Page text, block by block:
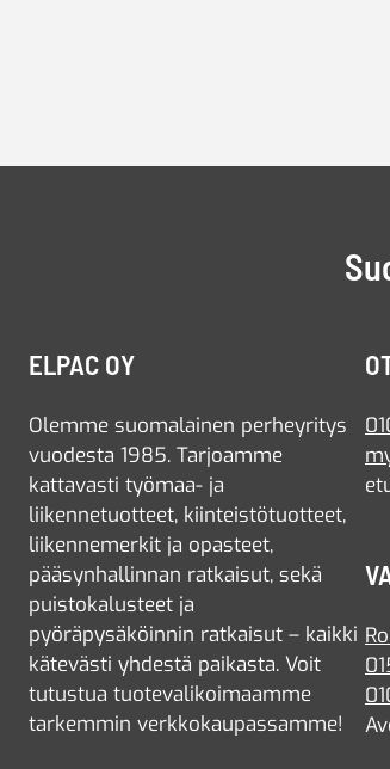
ELPAC OY
Olemme suomalainen perheyritys
vuodesta 1985. Tarjoamme
kattavasti työmaa- ja
liikennetuotteet, kiinteistötuotteet,
liikennemerkit ja opasteet,
pääsynhallinnan ratkaisut, sekä
puistokalusteet ja
pyöräpysäköinnin ratkaisut – kaikki
kätevästi yhdestä paikasta. Voit
tutustua tuotevalikoimaamme
tarkemmin verkkokaupassamme!